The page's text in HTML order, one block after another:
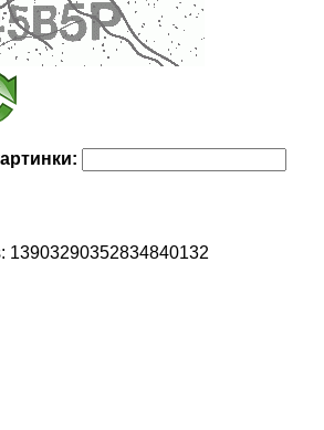
13903290352834840132